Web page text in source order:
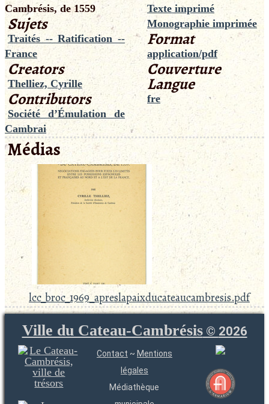
Cambrésis, de 1559
Sujets
Traités -- Ratification --
France
Creators
Thelliez, Cyrille
Contributors
Société d’Émulation de
Cambrai
Texte imprimé
Monographie imprimée
Format
application/pdf
Couverture
Langue
fre
Médias
lcc_broc_1969_apreslapaixducateaucambresis.pdf
Ville du Cateau-Cambrésis© 2026
Contact ~ Mentions
légales
Médiathèque